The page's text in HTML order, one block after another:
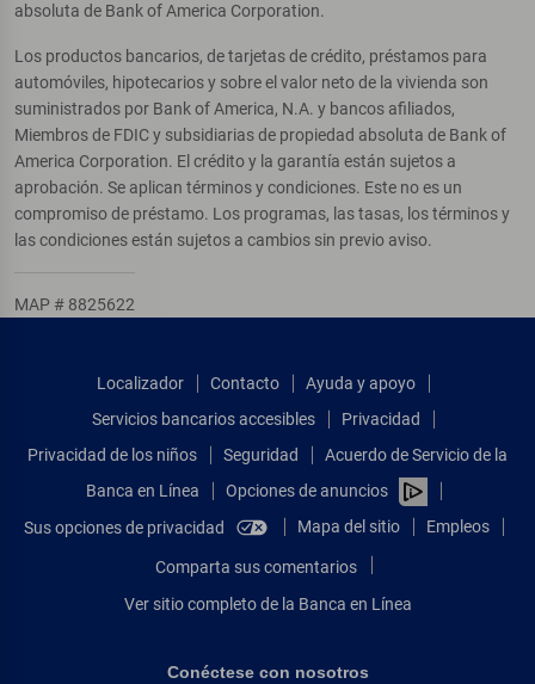
absoluta de Bank of America Corporation.
Los productos bancarios, de tarjetas de crédito, préstamos para
automóviles, hipotecarios y sobre el valor neto de la vivienda son
suministrados por Bank of America, N.A. y bancos afiliados,
Miembros de FDIC y subsidiarias de propiedad absoluta de Bank of
America Corporation. El crédito y la garantía están sujetos a
aprobación. Se aplican términos y condiciones. Este no es un
compromiso de préstamo. Los programas, las tasas, los términos y
las condiciones están sujetos a cambios sin previo aviso.
MAP # 8825622
Localizador Contacto
Ayuda y apoyo
Servicios bancarios accesibles
Privacidad
Privacidad de los niños
Seguridad
Acuerdo de Servicio de la
Banca en Línea
Opciones de anuncios
Sus opciones de privacidad
Mapa del sitio Empleos
Comparta sus comentarios
Ver sitio completo de la Banca en Línea
Conéctese con nosotros